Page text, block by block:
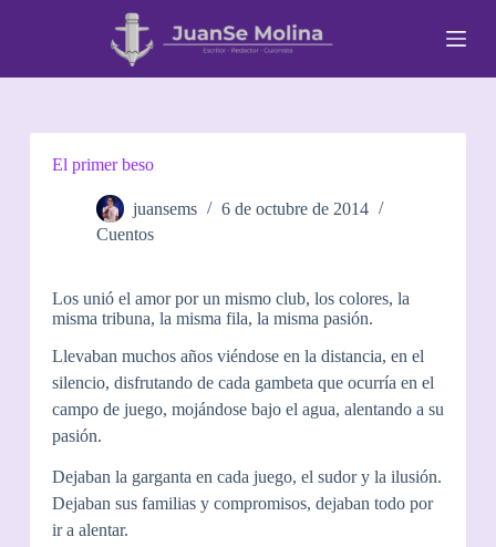
t
El primer beso
juansems
6 de octubre de 2014
Cuentos
Los unió el amor por un mismo club, los colores, la
misma tribuna, la misma fila, la misma pasión.
Llevaban muchos años viéndose en la distancia, en el
silencio, disfrutando de cada gambeta que ocurría en el
campo de juego, mojándose bajo el agua, alentando a su
pasión.
Dejaban la garganta en cada juego, el sudor y la ilusión.
Dejaban sus familias y compromisos, dejaban todo por
ir a alentar.